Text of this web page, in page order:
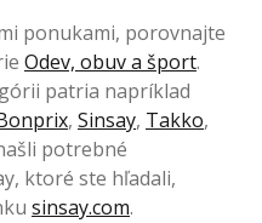
ponukami, porovnajte
Odev, obuv a šport.
patria napríklad
, Sinsay, Takko,
potrebné
ktoré ste hľadali,
sinsay.com.